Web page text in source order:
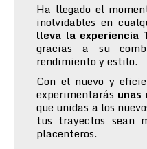
Ha llegado el
inolvidables en
lleva la experiencia
gracias a su
rendimiento y estilo.
Con el nuevo y
experimentarás unas
que unidas a los
tus trayectos sean
placenteros.